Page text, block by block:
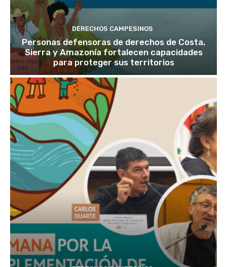
DERECHOS CAMPESINOS
Personas defensoras de derechos de Costa,
Sierra y Amazonía fortalecen capacidades
para proteger sus territorios